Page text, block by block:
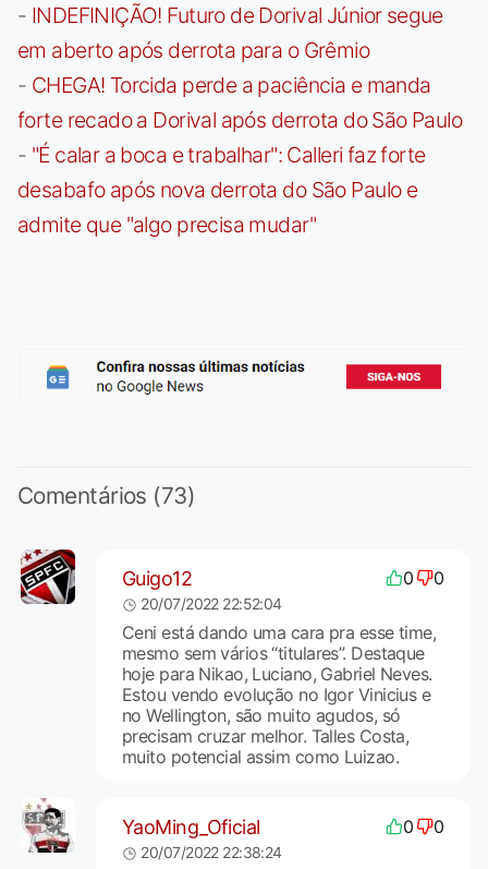
- INDEFINIÇÃO! Futuro de Dorival Júnior segue
em aberto após derrota para o Grêmio
- CHEGA! Torcida perde a paciência e manda
forte recado a Dorival após derrota do São Paulo
- "É calar a boca e trabalhar": Calleri faz forte
desabafo após nova derrota do São Paulo e
admite que "algo precisa mudar"
Comentários (73)
Guigo12 0 0
20/07/2022 22:52:04
Ceni está dando uma cara pra esse time,
mesmo sem vários “titulares”. Destaque
hoje para Nikao, Luciano, Gabriel Neves.
Estou vendo evolução no Igor Vinicius e
no Wellington, são muito agudos, só
precisam cruzar melhor. Talles Costa,
muito potencial assim como Luizao.
YaoMing_Oficial 0 0
20/07/2022 22:38:24